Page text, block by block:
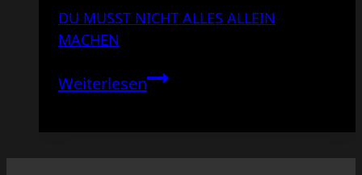
DU MUSST NICHT ALLES ALLEIN
MACHEN
WeiterlesenDu
nicht
alles